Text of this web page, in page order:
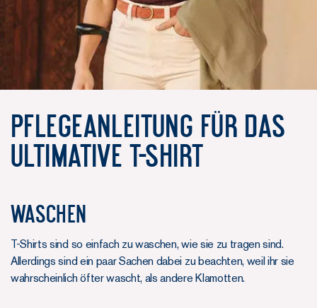
Pflegeanleitung für das
Ultimative T-Shirt
Waschen
T-Shirts sind so einfach zu waschen, wie sie zu tragen sind.
Allerdings sind ein paar Sachen dabei zu beachten, weil ihr sie
wahrscheinlich öfter wascht, als andere Klamotten.